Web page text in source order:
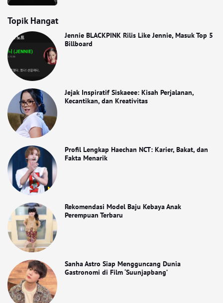
Topik Hangat
Jennie BLACKPINK Rilis Like Jennie, Masuk Top 5
Billboard
Jejak Inspiratif Siskaeee: Kisah Perjalanan,
Kecantikan, dan Kreativitas
Profil Lengkap Haechan NCT: Karier, Bakat, dan
Fakta Menarik
Rekomendasi Model Baju Kebaya Anak
Perempuan Terbaru
Sanha Astro Siap Mengguncang Dunia
Gastronomi di Film ‘Suunjapbang’